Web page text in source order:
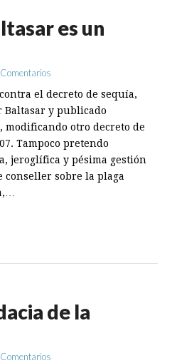
es un
el decreto de sequía,
y publicado
modificando otro decreto de
Tampoco pretendo
jeroglífica y pésima gestión
sobre la plaga
de la